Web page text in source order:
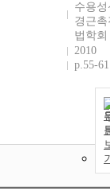
수용성
경근촉
법학회
2010
p.55-61